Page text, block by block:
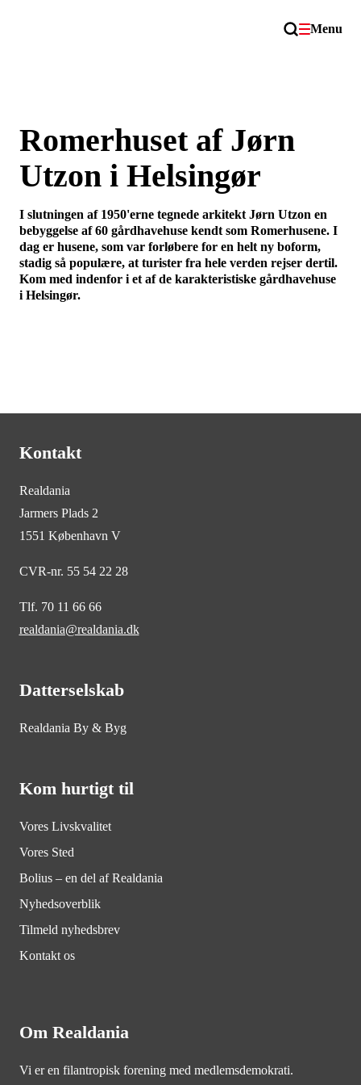
Menu
Romerhuset af Jørn
Utzon i Helsingør
I slutningen af 1950'erne tegnede arkitekt Jørn Utzon en
bebyggelse af 60 gårdhavehuse kendt som Romerhusene. I
dag er husene, som var forløbere for en helt ny boform,
stadig så populære, at turister fra hele verden rejser dertil.
Kom med indenfor i et af de karakteristiske gårdhavehuse
i Helsingør.
Kontakt
Realdania
Jarmers Plads 2
1551 København V
CVR-nr. 55 54 22 28
Tlf. 70 11 66 66
realdania@realdania.dk
Datterselskab
Realdania By & Byg
Kom hurtigt til
Vores Livskvalitet
Vores Sted
Bolius – en del af Realdania
Nyhedsoverblik
Tilmeld nyhedsbrev
Kontakt os
Om Realdania
Vi er en filantropisk forening med medlemsdemokrati.